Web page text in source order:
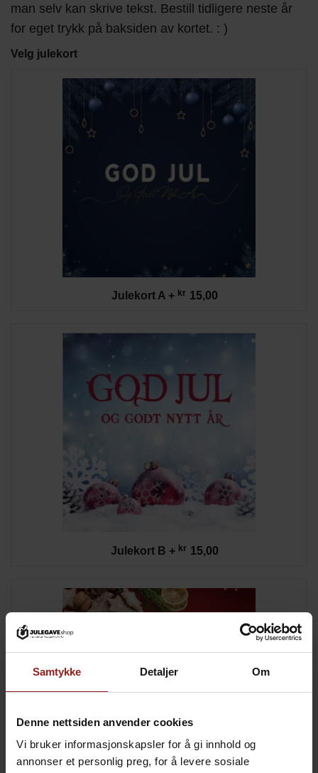
Samtykke Detaljer Om
Denne nettsiden anvender cookies
Vi bruker informasjonskapsler for å gi innhold og
annonser et personlig preg, for å levere sosiale
man selv kan skrive tekst. Bestill tidligere neste år
for eget trykk på baksiden av kortet. : )
Velg julekort
Julekort A + kr 15,00
Julekort B + kr 15,00